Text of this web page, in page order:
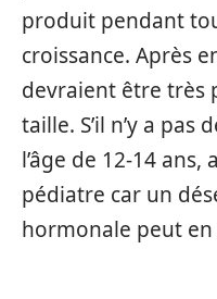
produit pendant
croissance. Après
devraient être très
taille. S’il n’y a pas
l’âge de 12-14
pédiatre car un
hormonale peut